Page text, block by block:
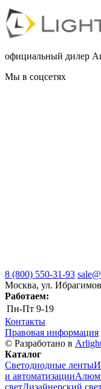
официальный дилер
Мы в соцсетях
8 (800) 550-31-93
Москва, ул.
Работаем:
Пн-Пт 9-19
Контакты
Правовая информация
© Разработано в
Каталог
Светодиодные ленты
и автоматизации
светДизайнерский